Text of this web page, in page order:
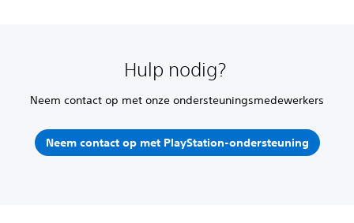
Hulp nodig?
Neem contact op met onze ondersteuningsmedewerkers
Neem contact op met PlayStation-ondersteuning